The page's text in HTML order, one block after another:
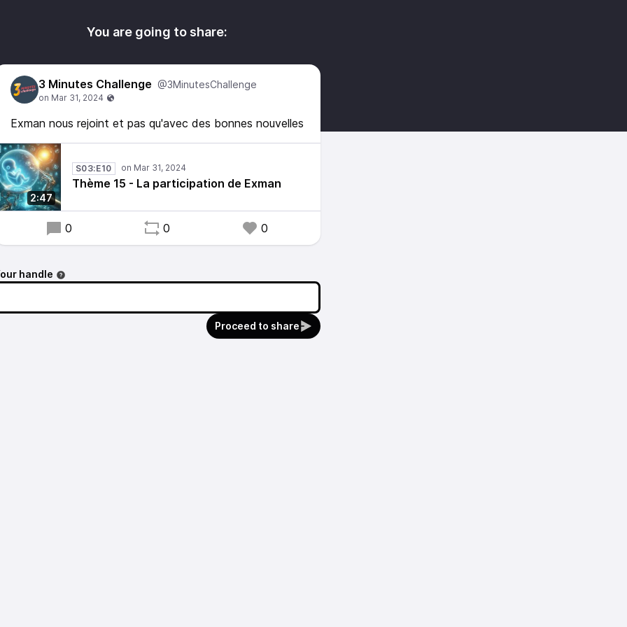
You are going to share:
3 Minutes Challenge @3MinutesChallenge
Exman nous rejoint et pas qu'avec des bonnes nouvelles
2:47
S03:E10
Thème 15 - La participation de Exman
0 0 0
handle
Proceed to share